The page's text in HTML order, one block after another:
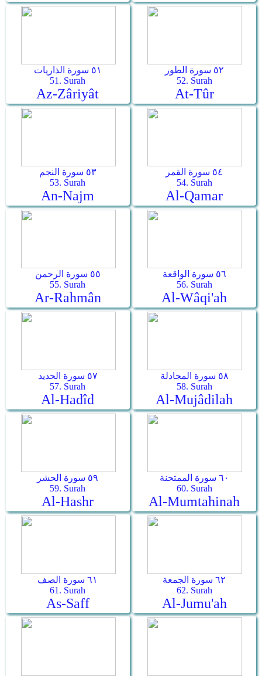
٥١ سورة الذاريات
51. Surah
Az-Zâriyât
٥٢ سورة الطور
52. Surah
At-Tûr
٥٣ سورة النجم
53. Surah
An-Najm
٥٤ سورة القمر
54. Surah
Al-Qamar
٥٥ سورة الرحمن
55. Surah
Ar-Rahmân
٥٦ سورة الواقعة
56. Surah
Al-Wâqi'ah
٥٧ سورة الحديد
57. Surah
Al-Hadîd
٥٨ سورة المجادلة
58. Surah
Al-Mujâdilah
٥٩ سورة الحشر
59. Surah
Al-Hashr
٦٠ سورة الممتحنة
60. Surah
Al-Mumtahinah
٦١ سورة الصف
61. Surah
As-Saff
٦٢ سورة الجمعة
62. Surah
Al-Jumu'ah